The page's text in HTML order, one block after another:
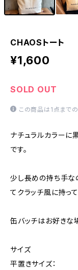
CHAOSトート
¥1,600
SOLD OUT
この商品は1点まで
ナチュラルカラーに
です。
少し長めの持ち手な
てクラッチ風に持っ
缶バッチはお好きな
サイズ
平置きサイズ：